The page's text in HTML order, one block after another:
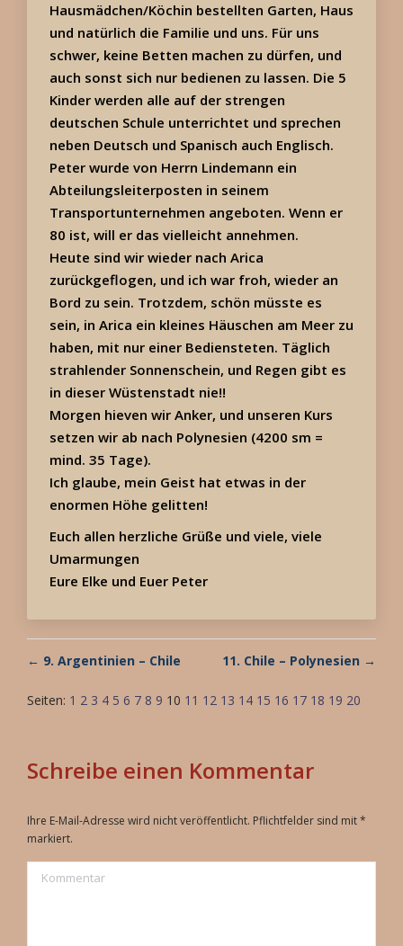
Hausmädchen/Köchin bestellten Garten, Haus
und natürlich die Familie und uns. Für uns
schwer, keine Betten machen zu dürfen, und
auch sonst sich nur bedienen zu lassen. Die 5
Kinder werden alle auf der strengen
deutschen Schule unterrichtet und sprechen
neben Deutsch und Spanisch auch Englisch.
Peter wurde von Herrn Lindemann ein
Abteilungsleiterposten in seinem
Transportunternehmen angeboten. Wenn er
80 ist, will er das vielleicht annehmen.
Heute sind wir wieder nach Arica
zurückgeflogen, und ich war froh, wieder an
Bord zu sein. Trotzdem, schön müsste es
sein, in Arica ein kleines Häuschen am Meer zu
haben, mit nur einer Bediensteten. Täglich
strahlender Sonnenschein, und Regen gibt es
in dieser Wüstenstadt nie!!
Morgen hieven wir Anker, und unseren Kurs
setzen wir ab nach Polynesien (4200 sm =
mind. 35 Tage).
Ich glaube, mein Geist hat etwas in der
enormen Höhe gelitten!
Euch allen herzliche Grüße und viele, viele
Umarmungen
Eure Elke und Euer Peter
← 9. Argentinien – Chile 11. Chile – Polynesien →
Seiten: 1 2 3 4 5 6 7 8 9 10 11 12 13 14 15 16 17 18 19 20
Schreibe einen Kommentar
Ihre E-Mail-Adresse wird nicht veröffentlicht. Pflichtfelder sind mit*
markiert.
Kommentar